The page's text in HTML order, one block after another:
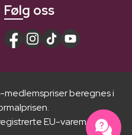
Følg oss
beregnes i
EU-varemerker ®